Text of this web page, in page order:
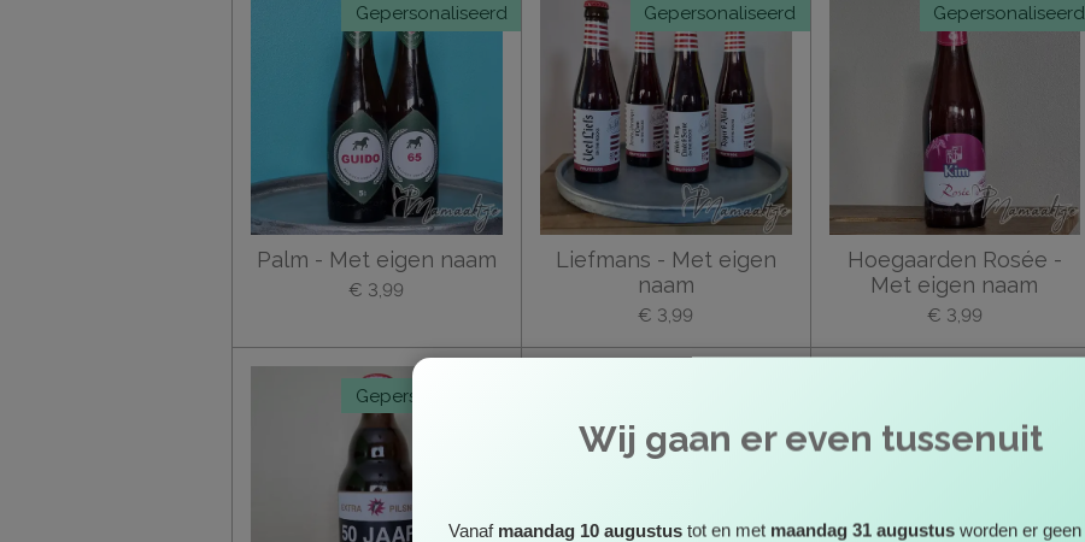
Wij gaan er even tussenuit
Vanaf maandag 10 augustus tot en met maandag 31 augustus worden er geen
Gepersonaliseerd
Palm - Met eigen naam
€ 3,99
Gepersonaliseerd
Liefmans - Met eigen
naam
€ 3,99
Gepersonaliseerd
Hoegaarden Rosée -
Met eigen naam
€ 3,99
Gepersonaliseerd